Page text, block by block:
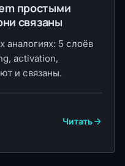
простыми
связаны
аналогиях: 5 слоёв
activation,
и связаны.
Читать